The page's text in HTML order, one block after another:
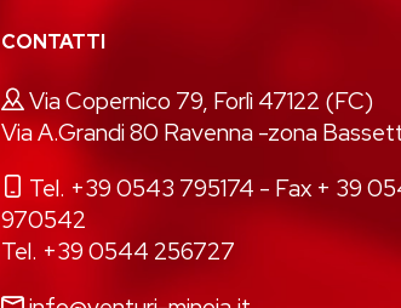
CONTATTI
Via Copernico 79, Forlì 47122 (FC)
Via A.Grandi 80 Ravenna -zona
Tel. +39 0543 795174 - Fax + 39
970542
Tel. +39 0544 256727